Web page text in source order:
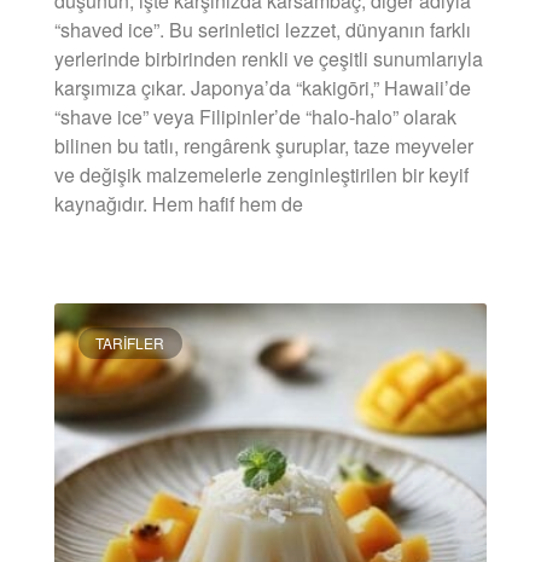
“shaved ice”. Bu serinletici lezzet, dünyanın farklı
yerlerinde birbirinden renkli ve çeşitli sunumlarıyla
karşımıza çıkar. Japonya’da “kakigōri,” Hawaii’de
“shave ice” veya Filipinler’de “halo-halo” olarak
bilinen bu tatlı, rengârenk şuruplar, taze meyveler
ve değişik malzemelerle zenginleştirilen bir keyif
kaynağıdır. Hem hafif hem de
TARIFLER